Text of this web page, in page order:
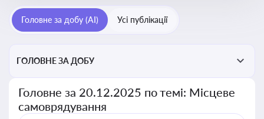
Головне за добу (AI) Усі публікації
ГОЛОВНЕ ЗА ДОБУ
Головне за 20.12.2025 по темі: Місцеве
самоврядування